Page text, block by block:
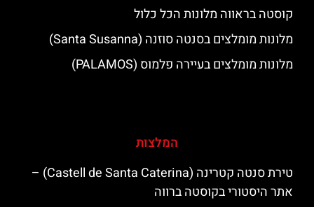
קוסטה בראווה מלונות הכל כלול
מלונות מומלצים בסנטה סוזנה (Santa Susanna)
מלונות מומלצים בעיירה פלמוס (PALAMOS)
המלצות
טירת סנטה קטרינה (Castell de Santa Caterina) –
אתר היסטורי בקוסטה ברווה